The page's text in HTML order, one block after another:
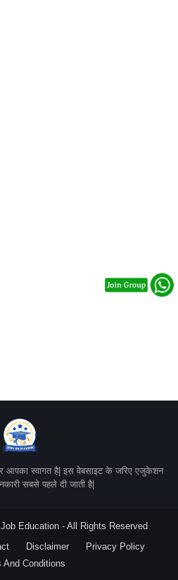
आपका स्वागत है| इस वेबसाइट के जरिए एजुकेशन
सबसे पहले दी जाती है|
Education - All Rights Reserved
Disclaimer
Privacy Policy
And Conditions